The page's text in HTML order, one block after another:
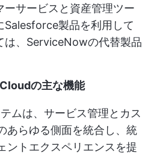
ーサービスと資産管理ツー
Salesforce製品を利用して
は、ServiceNowの代替製品
の主な機能
ムは、サービス管理とカス
あらゆる側面を統合し、統
ントエクスペリエンスを提